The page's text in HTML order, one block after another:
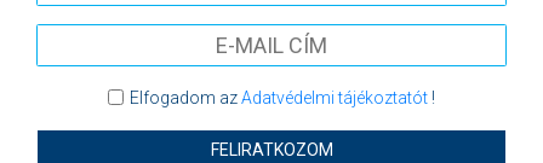
Elfogadom azAdatvédelmi tájékoztatót!
FELIRATKOZOM